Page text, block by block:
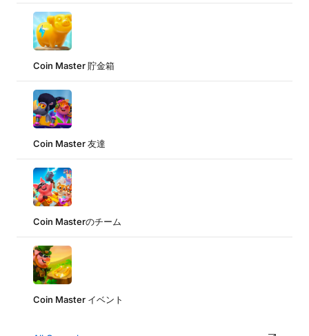
Coin Master 貯金箱
Coin Master 友達
Coin Masterのチーム
Coin Master イベント